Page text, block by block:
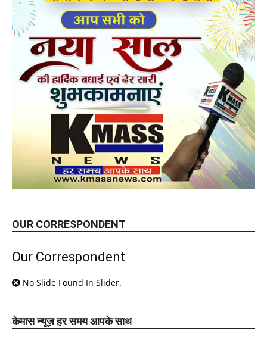
OUR CORRESPONDENT
Our Correspondent
No Slide Found In Slider.
केमास न्यूज़ हर समय आपके साथ